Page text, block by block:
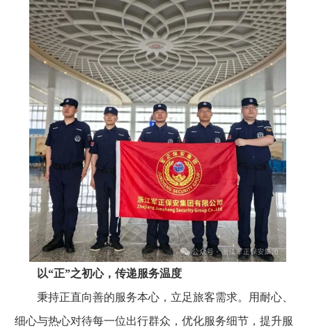
以“正”之初心，传递服务温度
秉持正直向善的服务本心，立足旅客需求。用耐心、
细心与热心对待每一位出行群众，优化服务细节，提升服